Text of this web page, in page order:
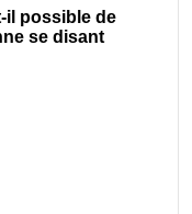
il possible de
se disant